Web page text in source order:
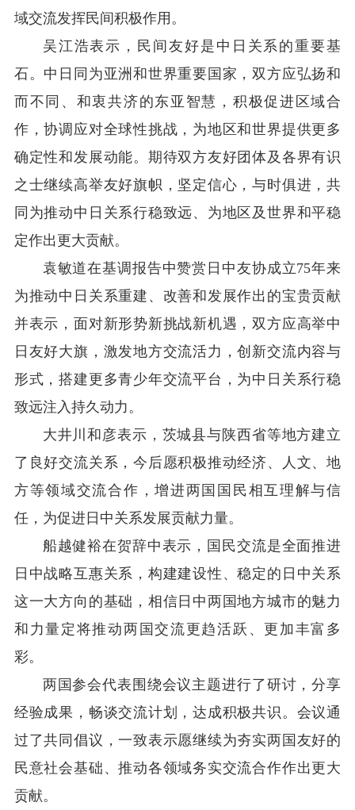
域交流发挥民间积极作用。
吴江浩表示，民间友好是中日关系的重要基
石。中日同为亚洲和世界重要国家，双方应弘扬和
而不同、和衷共济的东亚智慧，积极促进区域合
作，协调应对全球性挑战，为地区和世界提供更多
确定性和发展动能。期待双方友好团体及各界有识
之士继续高举友好旗帜，坚定信心，与时俱进，共
同为推动中日关系行稳致远、为地区及世界和平稳
定作出更大贡献。
袁敏道在基调报告中赞赏日中友协成立75年来
为推动中日关系重建、改善和发展作出的宝贵贡献
并表示，面对新形势新挑战新机遇，双方应高举中
日友好大旗，激发地方交流活力，创新交流内容与
形式，搭建更多青少年交流平台，为中日关系行稳
致远注入持久动力。
大井川和彦表示，茨城县与陕西省等地方建立
了良好交流关系，今后愿积极推动经济、人文、地
方等领域交流合作，增进两国国民相互理解与信
任，为促进日中关系发展贡献力量。
船越健裕在贺辞中表示，国民交流是全面推进
日中战略互惠关系，构建建设性、稳定的日中关系
这一大方向的基础，相信日中两国地方城市的魅力
和力量定将推动两国交流更趋活跃、更加丰富多
彩。
两国参会代表围绕会议主题进行了研讨，分享
经验成果，畅谈交流计划，达成积极共识。会议通
过了共同倡议，一致表示愿继续为夯实两国友好的
民意社会基础、推动各领域务实交流合作作出更大
贡献。